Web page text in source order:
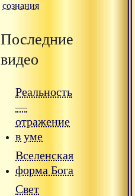
сознания
Последние
видео
Реальность
—
отражение
в уме
Вселенская
форма Бога
Свет